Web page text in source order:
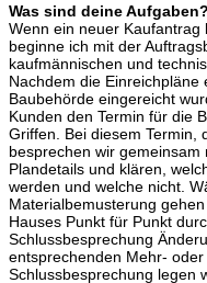
Was sind deine Aufgaben?
Wenn ein neuer Kaufantrag
beginne ich mit der
kaufmännischen und
Nachdem die
Baubehörde eingereicht
Kunden den Termin für die
Griffen. Bei diesem Termin,
besprechen wir
Plandetails und klären,
werden und welche nicht.
Materialbemusterung
Hauses Punkt für Punkt
Schlussbesprechung
entsprechenden Mehr-
Schlussbesprechung legen